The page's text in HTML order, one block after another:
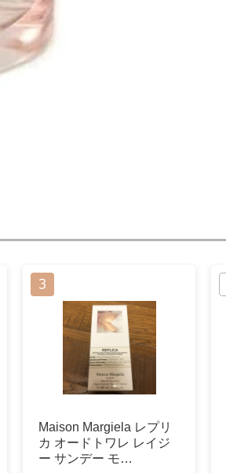
Maison Margiela レプリ
カ オードトワレ レイジ
ー サンデー モ…